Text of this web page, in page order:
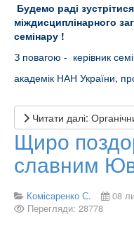
Будемо раді
міждисциплінарного
семінару !
З повагою - керівник
академік НАН України,
Читати далі:
Щиро
славним
Комісаренко С.
08
Перегляди: 28778